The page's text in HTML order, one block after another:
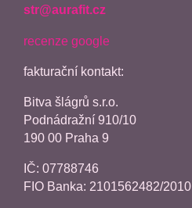
str@aurafit.cz
recenze google
fakturační kontakt:
Bitva šlágrů s.r.o.
Podnádražní 910/10
190 00 Praha 9
IČ: 07788746
FIO Banka: 2101562482/2010